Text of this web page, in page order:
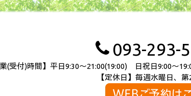
093-293-
業(受付)時間】平日9:30～21:00(19:00) 日祝日9:00～
【定休日】毎週水曜日、第